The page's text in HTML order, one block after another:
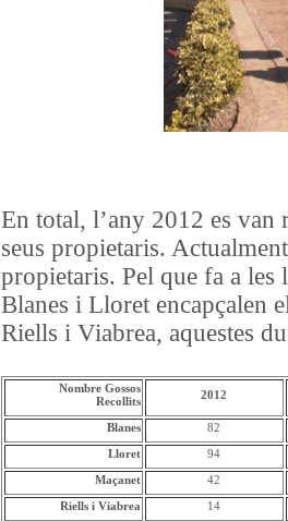
En total, l’any 2012 es van
seus propietaris.
propietaris. Pel que fa a les
Blanes i Lloret encapçalen
Riells i Viabrea, aquestes
Nombre Gossos
Recollits
2012
Blanes
82
Lloret
94
Maçanet
42
Riells i Viabrea
14